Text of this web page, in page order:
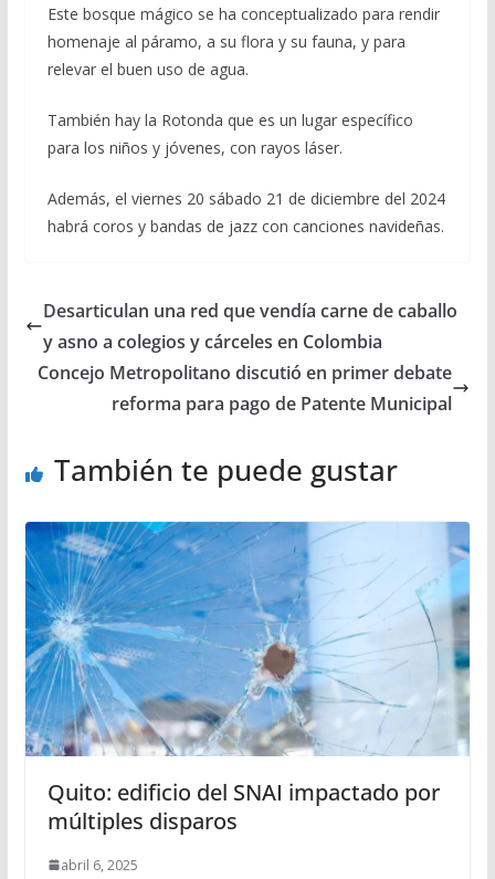
Este bosque mágico se ha conceptualizado para rendir
homenaje al páramo, a su flora y su fauna, y para
relevar el buen uso de agua.
También hay la Rotonda que es un lugar específico
para los niños y jóvenes, con rayos láser.
Además, el viernes 20 sábado 21 de diciembre del 2024
habrá coros y bandas de jazz con canciones navideñas.
Desarticulan una red que vendía carne de caballo
y asno a colegios y cárceles en Colombia
Concejo Metropolitano discutió en primer debate
reforma para pago de Patente Municipal
También te puede gustar
Quito: edificio del SNAI impactado por
múltiples disparos
abril 6, 2025